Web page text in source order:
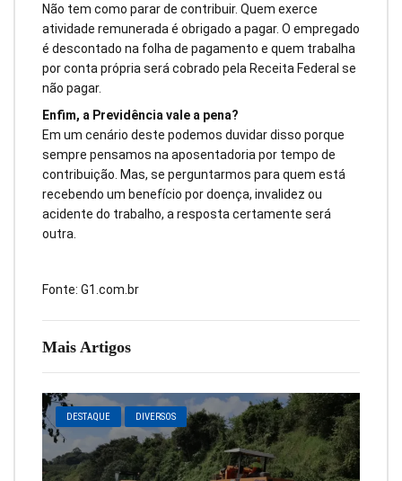
Mais Artigos
DESTAQUE DIVERSOS
Não tem como parar de contribuir. Quem exerce
atividade remunerada é obrigado a pagar. O empregado
é descontado na folha de pagamento e quem trabalha
por conta própria será cobrado pela Receita Federal se
não pagar.
Enfim, a Previdência vale a pena?
Em um cenário deste podemos duvidar disso porque
sempre pensamos na aposentadoria por tempo de
contribuição. Mas, se perguntarmos para quem está
recebendo um benefício por doença, invalidez ou
acidente do trabalho, a resposta certamente será
outra.
Fonte: G1.com.br